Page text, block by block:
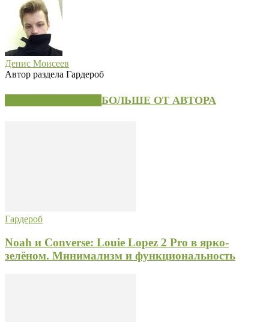
Денис Моисеев
Автор раздела Гардероб
БОЛЬШЕ ОТ АВТОРА
Гардероб
Noah и Converse: Louie Lopez 2 Pro в ярко-
зелёном. Минимализм и функциональность